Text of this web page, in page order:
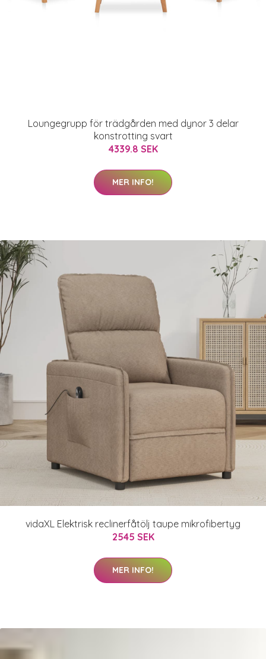
Loungegrupp för trädgården med dynor 3 delar
konstrotting svart
4339.8 SEK
MER INFO!
vidaXL Elektrisk reclinerfåtölj taupe mikrofibertyg
2545 SEK
MER INFO!